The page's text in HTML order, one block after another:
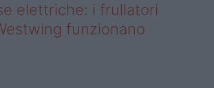
elettriche: i frullatori
funzionano